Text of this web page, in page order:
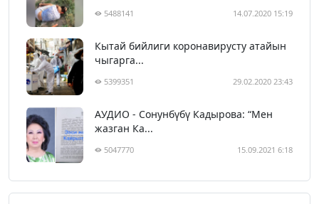
5488141 14.07.2020 15:19
Кытай бийлиги коронавирусту атайын
чыгарга...
5399351 29.02.2020 23:43
АУДИО - Сонунбүбү Кадырова: “Мен
жазган Ка...
5047770 15.09.2021 6:18